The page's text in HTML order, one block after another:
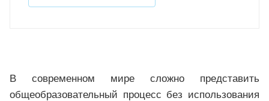
В современном мире сложно представить
общеобразовательный процесс без использования